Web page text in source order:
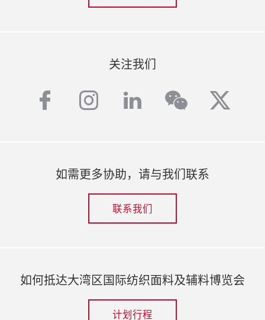
关注我们
facebook
instagram
linkedinwechat
如需更多协助，请与我们联系
联系我们
如何抵达大湾区国际纺织面料及辅料博览会
计划行程